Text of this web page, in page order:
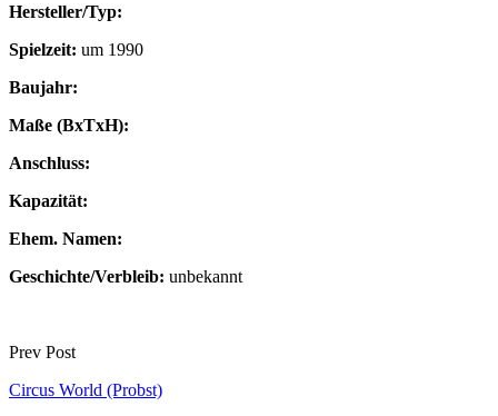
Hersteller/Typ:
Spielzeit: um 1990
Baujahr:
Maße (BxTxH):
Anschluss:
Kapazität:
Ehem. Namen:
Geschichte/Verbleib: unbekannt
Prev Post
Circus World (Probst)